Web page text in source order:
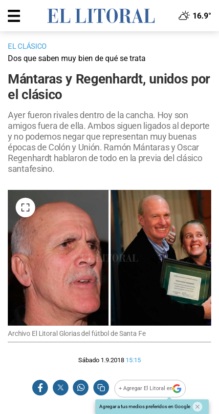
16.9°
EL CLÁSICO
Dos que saben muy bien de qué se trata
Mántaras y Regenhardt, unidos por
el clásico
Ayer fueron rivales dentro de la cancha. Hoy son
amigos fuera de ella. Ambos siguen ligados al deporte
y no podemos negar que representan muy buenas
épocas de Colón y Unión. Ramón Mántaras y Oscar
Regenhardt hablaron de todo en la previa del clásico
santafesino.
Archivo El Litoral Glorias del fútbol de Santa Fe
Sábado 1.9.2018 15:15
+ Agregar El Litoral en
Agregar a tus medios preferidos en Google